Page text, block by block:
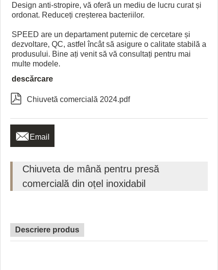
Design anti-stropire, vă oferă un mediu de lucru curat și
ordonat. Reduceți creșterea bacteriilor.
SPEED are un departament puternic de cercetare și
dezvoltare, QC, astfel încât să asigure o calitate stabilă a
produsului. Bine ați venit să vă consultați pentru mai
multe modele.
descărcare
 Chiuvetă comercială 2024.pdf
 Email
Chiuveta de mână pentru presă
comercială din oțel inoxidabil
Descriere produs